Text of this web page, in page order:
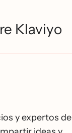
Klaviyo
y expertos de